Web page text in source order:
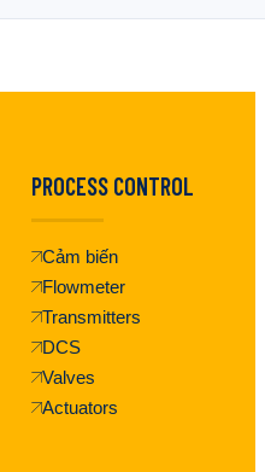
PROCESS CONTROL
Cảm biến
Flowmeter
Transmitters
DCS
Valves
Actuators